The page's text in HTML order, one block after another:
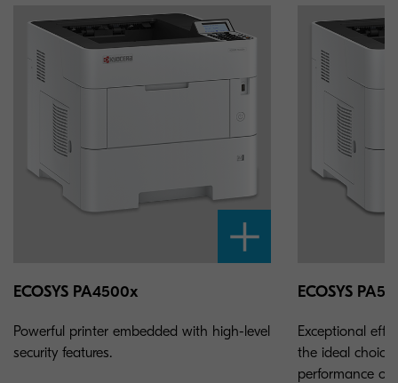
ECOSYS PA4500x
Powerful printer embedded with high-level
security features.
ECOSYS
Exceptional
the ideal choice
performance of